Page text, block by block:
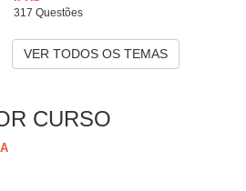
317 Questões
VER TODOS OS TEMAS
CURSO